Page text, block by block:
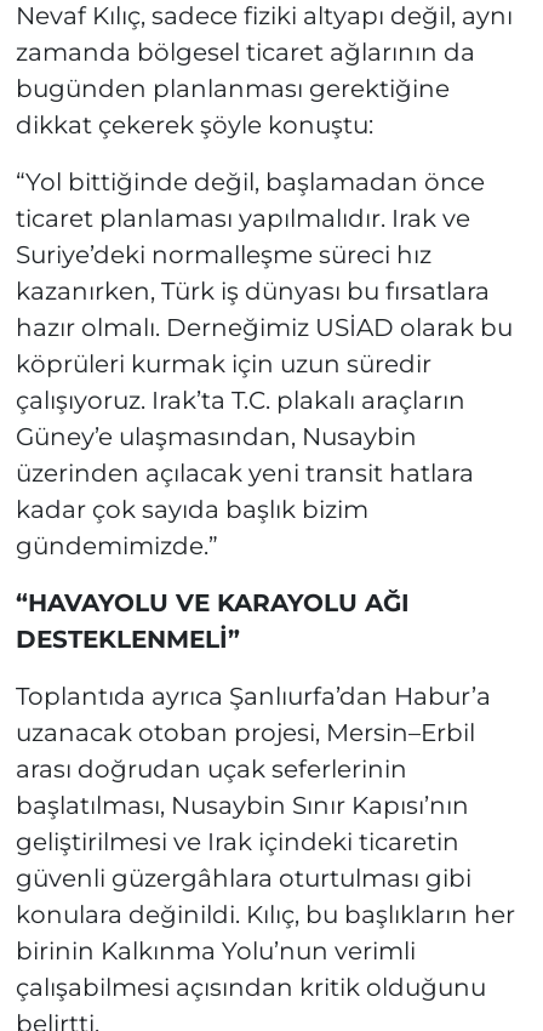
Nevaf Kılıç, sadece fiziki altyapı değil, aynı
zamanda bölgesel ticaret ağlarının da
bugünden planlanması gerektiğine
dikkat çekerek şöyle konuştu:
“Yol bittiğinde değil, başlamadan önce
ticaret planlaması yapılmalıdır. Irak ve
Suriye’deki normalleşme süreci hız
kazanırken, Türk iş dünyası bu fırsatlara
hazır olmalı. Derneğimiz USİAD olarak bu
köprüleri kurmak için uzun süredir
çalışıyoruz. Irak’ta T.C. plakalı araçların
Güney’e ulaşmasından, Nusaybin
üzerinden açılacak yeni transit hatlara
kadar çok sayıda başlık bizim
gündemimizde.”
“HAVAYOLU VE KARAYOLU AĞI
DESTEKLENMELİ”
Toplantıda ayrıca Şanlıurfa’dan Habur’a
uzanacak otoban projesi, Mersin–Erbil
arası doğrudan uçak seferlerinin
başlatılması, Nusaybin Sınır Kapısı’nın
geliştirilmesi ve Irak içindeki ticaretin
güvenli güzergâhlara oturtulması gibi
konulara değinildi. Kılıç, bu başlıkların her
birinin Kalkınma Yolu’nun verimli
çalışabilmesi açısından kritik olduğunu
belirtti.